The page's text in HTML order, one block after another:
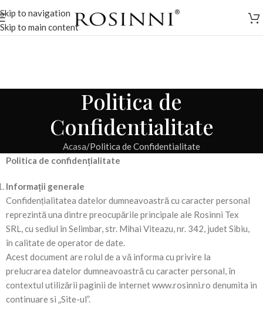
Skip to navigation
Skip to main content
Politica de
Confidentialitate
Acasa Politica de Confidentialitate
Politica de confidențialitate
Informații generale
Confidențialitatea datelor dumneavoastră cu caracter personal
reprezintă una dintre preocupările principale ale Rosinni Tex
SRL, cu sediul în Selimbar, str. Mihai Viteazu, nr. 342, judet Sibiu,
în calitate de operator de date.
Acest document are rolul de a vă informa cu privire la
prelucrarea datelor dumneavoastră cu caracter personal, în
contextul utilizării paginii de internet www.rosinni.ro denumita in
continuare si „Site-ul”.